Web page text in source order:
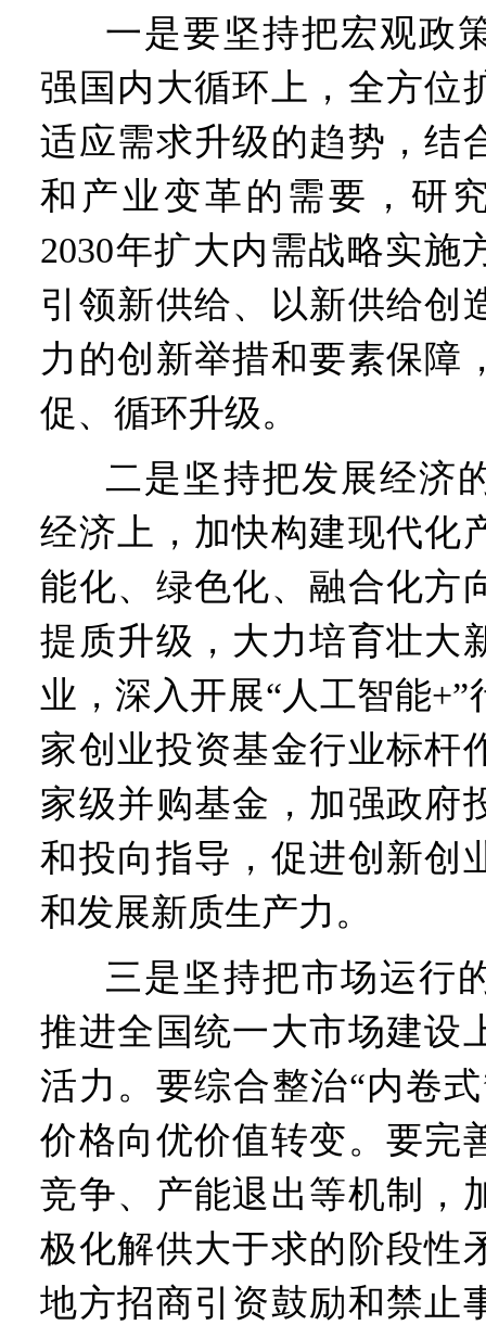
一是要坚持把宏观政
强国内大循环上，全方位
适应需求升级的趋势，结
和产业变革的需要，研
2030年扩大内需战略实施
引领新供给、以新供给创
力的创新举措和要素保障
促、循环升级。
二是坚持把发展经济
经济上，加快构建现代化
能化、绿色化、融合化方
提质升级，大力培育壮大
业，深入开展“人工智能
家创业投资基金行业标杆
家级并购基金，加强政府
和投向指导，促进创新创
和发展新质生产力。
三是坚持把市场运行
推进全国统一大市场建设
活力。要综合整治“内卷
价格向优价值转变。要完
竞争、产能退出等机制，
极化解供大于求的阶段性
地方招商引资鼓励和禁止